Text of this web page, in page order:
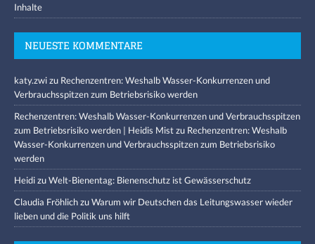
Inhalte
NEUESTE KOMMENTARE
katy.zwizu Rechenzentren: Weshalb Wasser-Konkurrenzen und
Verbrauchsspitzen zum Betriebsrisiko werden
Rechenzentren: Weshalb Wasser-Konkurrenzen und Verbrauchsspitzen
zum Betriebsrisiko werden | Heidis Mistzu Rechenzentren: Weshalb
Wasser-Konkurrenzen und Verbrauchsspitzen zum Betriebsrisiko
werden
HeidizuWelt-Bienentag: Bienenschutz ist Gewässerschutz
Claudia FröhlichzuWarum wir Deutschen das Leitungswasser wieder
lieben und die Politik uns hilft